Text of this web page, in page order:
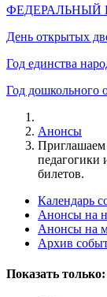
ФЕДЕРАЛЬНЫЙ
День открытых
Год единства
Год дошкольного
Анонсы
Приглашаем
педагогики
билетов.
Календарь
Анонсы на
Анонсы на
Архив
Показать только: